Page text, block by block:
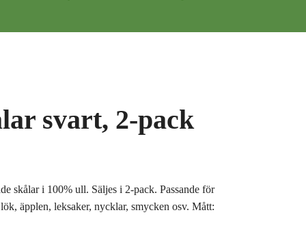
svart, 2-pack
skålar i 100% ull. Säljes i 2-pack. Passande för
äpplen, leksaker, nycklar, smycken osv. Mått: